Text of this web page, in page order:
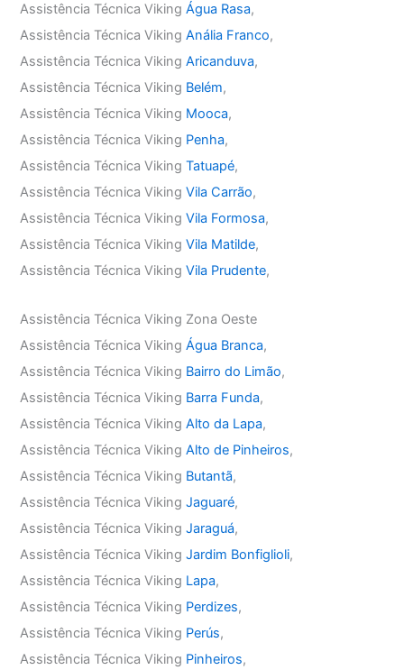
Assistência Técnica VikingÁgua Rasa,
Assistência Técnica VikingAnália Franco,
Assistência Técnica VikingAricanduva,
Assistência Técnica Viking Belém,
Assistência Técnica Viking Mooca,
Assistência Técnica Viking Penha,
Assistência Técnica VikingTatuapé,
Assistência Técnica VikingVila Carrão,
Assistência Técnica VikingVila Formosa,
Assistência Técnica VikingVila Matilde,
Assistência Técnica VikingVila Prudente,
Assistência Técnica Viking Zona Oeste
Assistência Técnica VikingÁgua Branca,
Assistência Técnica Viking Bairro do Limão,
Assistência Técnica Viking Barra Funda,
Assistência Técnica VikingAlto da Lapa,
Assistência Técnica VikingAlto de Pinheiros,
Assistência Técnica Viking Butantã,
Assistência Técnica VikingJaguaré,
Assistência Técnica VikingJaraguá,
Assistência Técnica VikingJardim Bonfiglioli,
Assistência Técnica Viking Lapa,
Assistência Técnica Viking Perdizes,
Assistência Técnica Viking Perús,
Assistência Técnica Viking Pinheiros,